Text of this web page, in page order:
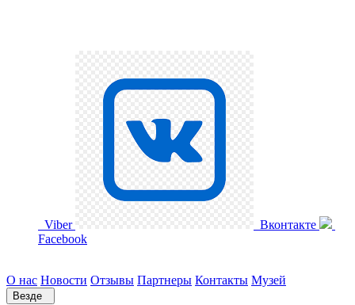
Viber
Вконтакте
Facebook
О нас Новости Отзывы Партнеры Контакты Музей
Везде